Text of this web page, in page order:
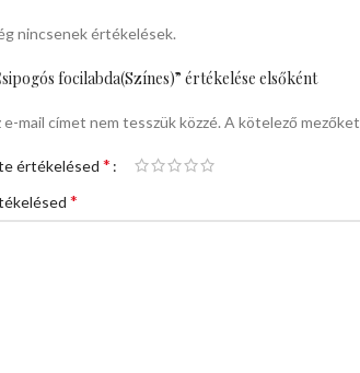
nincsenek értékelések.
focilabda(Színes)” értékelése elsőként
e-mail címet nem tesszük közzé. A kötelező mezőket
értékelésed *
*